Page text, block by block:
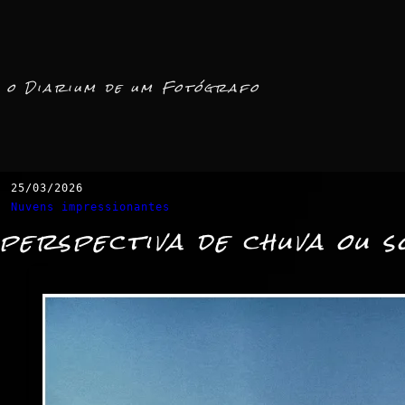
o Diarium de um Fotógrafo
25/03/2026
Nuvens impressionantes
perspectiva de chuva ou